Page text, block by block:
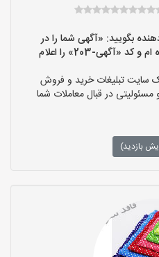
بگویید: «آگهی شما را در
سایت «پارچه فروشی ها» دیده ام و کد «آگهی-203» را اعلام
سایت تبلیغات خرید و فروش
در قبال معاملات شما
بازدید)